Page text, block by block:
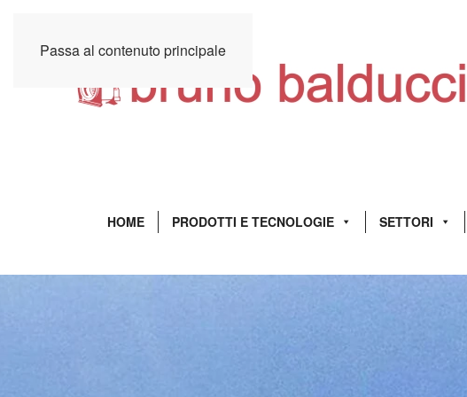
Passa al contenuto principale
HOME PRODOTTI E TECNOLOGIE SETTORI